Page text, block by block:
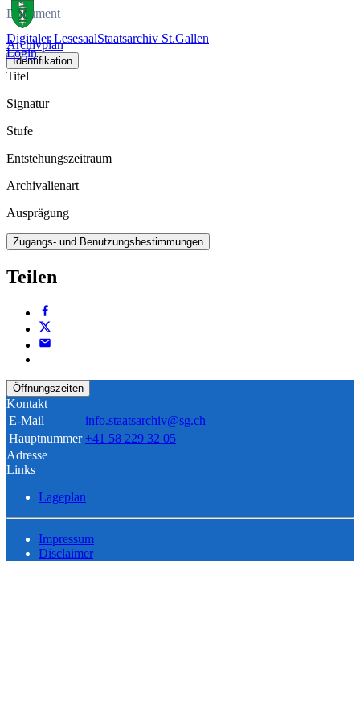
Digitaler LesesaalStaatsarchiv St.Gallen
Login
Dokument
Archivplan
Identifikation
Titel
Signatur
Stufe
Entstehungszeitraum
Archivalienart
Ausprägung
Zugangs- und Benutzungsbestimmungen
Teilen
Öffnungszeiten
Kontakt
E-Mail
info.staatsarchiv@sg.ch
Hauptnummer +41 58 229 32 05
Adresse
Links
Lageplan
Impressum
Disclaimer